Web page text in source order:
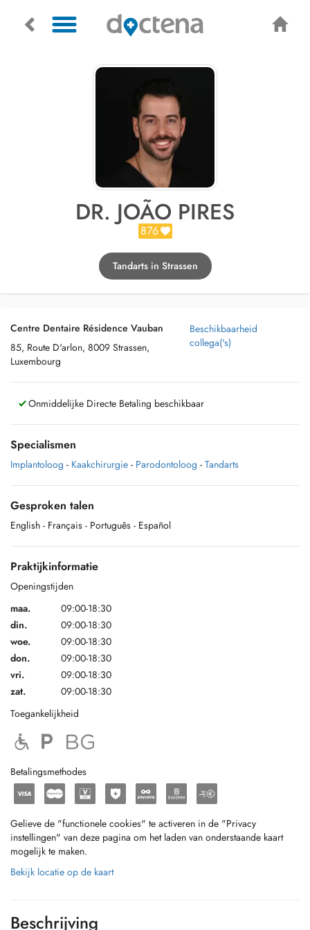
DR. JOÃO PIRES
876
Tandarts in Strassen
Centre Dentaire Résidence Vauban
85, Route D'arlon, 8009 Strassen,
Luxembourg
Beschikbaarheid
collega('s)
Onmiddelijke Directe Betaling beschikbaar
Specialismen
Implantoloog - Kaakchirurgie - Parodontoloog - Tandarts
Gesproken talen
English - Français - Português - Español
Praktijkinformatie
Openingstijden
maa.
09:00-18:30
din.
09:00-18:30
woe.
09:00-18:30
don.
09:00-18:30
vri.
09:00-18:30
zat.
09:00-18:30
Toegankelijkheid
Betalingsmethodes
Gelieve de "functionele cookies" te activeren in de "Privacy
instellingen" van deze pagina om het laden van onderstaande kaart
mogelijk te maken.
Bekijk locatie op de kaart
Beschrijving